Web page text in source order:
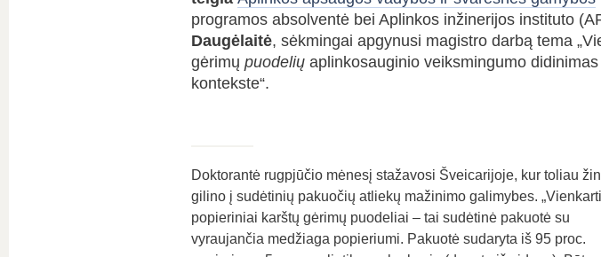
programos absolventė bei Aplinkos inžinerijos instituto
Daugėlaitė, sėkmingai apgynusi magistro darbą tema
gėrimų puodeliųaplinkosauginio veiksmingumo
kontekste“.
Doktorantė rugpjūčio mėnesį stažavosi Šveicarijoje, kur toliau
gilino į sudėtinių pakuočių atliekų mažinimo galimybes.
popieriniai karštų gėrimų puodeliai – tai sudėtinė pakuotė su
vyraujančia medžiaga popieriumi. Pakuotė sudaryta iš 95 proc.